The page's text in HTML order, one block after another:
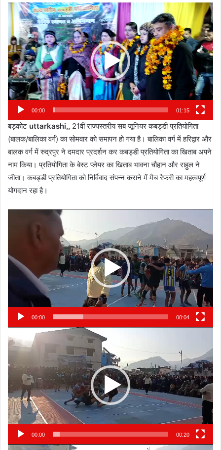
Video
Player
00:00 01:15
बड़कोट uttarkashi,, 21वीं राज्यस्तरीय सब जूनियर कबड्डी प्रतियोगिता
(बालक/बालिका वर्ग) का सोमवार को समापन हो गया है। बालिका वर्ग में हरिद्वार और
बालक वर्ग में रुद्रपुर ने दमदार प्रदर्शन कर कबड्डी प्रतियोगिता का खिताब अपने
नाम किया। प्रतियोगिता के बेस्ट प्लेयर का खिताब भावना चौहान और राहुल ने
जीता। कबड्डी प्रतियोगिता को निर्विवाद संपन्न कराने में मैच रैफरी का महत्वपूर्ण
योगदान रहा है।
00:00 00:04
Player
00:00 00:20